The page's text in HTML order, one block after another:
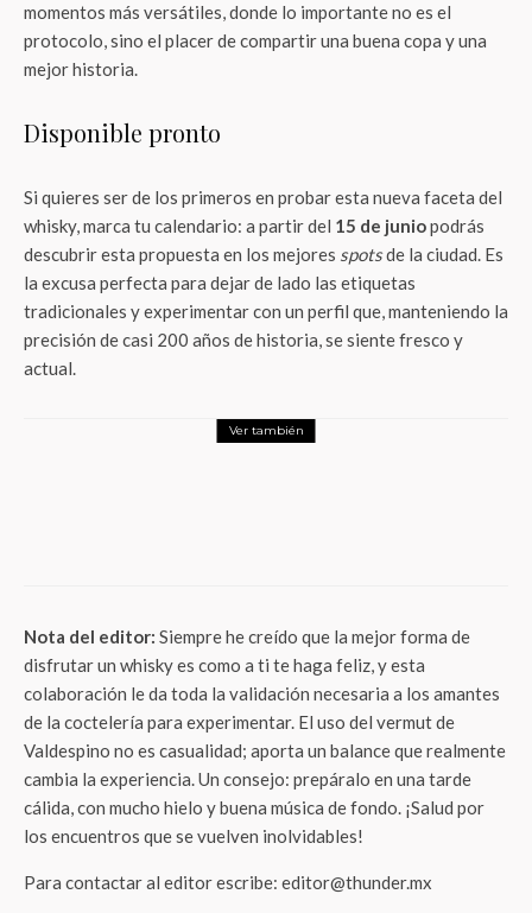
momentos más versátiles, donde lo importante no es el
protocolo, sino el placer de compartir una buena copa y una
mejor historia.
Disponible pronto
Si quieres ser de los primeros en probar esta nueva faceta del
whisky, marca tu calendario: a partir del 15 de juniopodrás
descubrir esta propuesta en los mejores spotsde la ciudad. Es
la excusa perfecta para dejar de lado las etiquetas
tradicionales y experimentar con un perfil que, manteniendo la
precisión de casi 200 años de historia, se siente fresco y
actual.
Ver también
Nota del editor: Siempre he creído que la mejor forma de
disfrutar un whisky es como a ti te haga feliz, y esta
colaboración le da toda la validación necesaria a los amantes
de la coctelería para experimentar. El uso del vermut de
Valdespino no es casualidad; aporta un balance que realmente
cambia la experiencia. Un consejo: prepáralo en una tarde
cálida, con mucho hielo y buena música de fondo. ¡Salud por
los encuentros que se vuelven inolvidables!
Para contactar al editor escribe: editor@thunder.mx